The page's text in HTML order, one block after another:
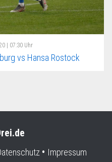
| 07:30 Uhr
vs Hansa Rostock
Impressum